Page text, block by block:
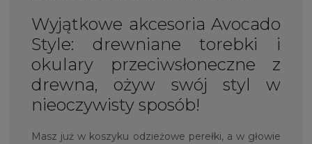
Wyjątkowe akcesoria Avocado
Style: drewniane torebki i
okulary przeciwsłoneczne z
drewna, ożyw swój styl w
nieoczywisty sposób!
Masz już w koszyku odzieżowe perełki, a w głowie